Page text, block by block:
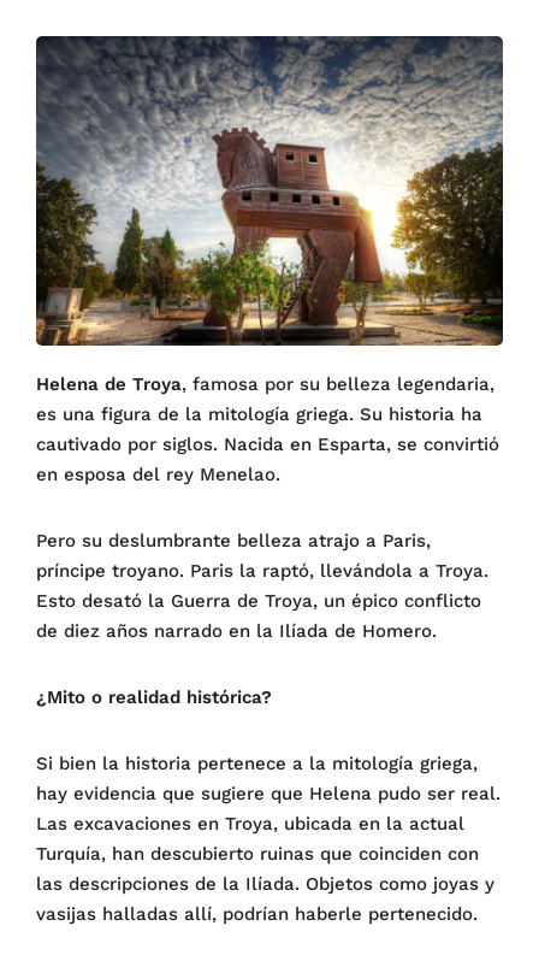
Helena de Troya, famosa por su belleza legendaria,
es una figura de la mitología griega. Su historia ha
cautivado por siglos. Nacida en Esparta, se convirtió
en esposa del rey Menelao.
Pero su deslumbrante belleza atrajo a Paris,
príncipe troyano. Paris la raptó, llevándola a Troya.
Esto desató la Guerra de Troya, un épico conflicto
de diez años narrado en la Ilíada de Homero.
¿Mito o realidad histórica?
Si bien la historia pertenece a la mitología griega,
hay evidencia que sugiere que Helena pudo ser real.
Las excavaciones en Troya, ubicada en la actual
Turquía, han descubierto ruinas que coinciden con
las descripciones de la Ilíada. Objetos como joyas y
vasijas halladas allí, podrían haberle pertenecido.